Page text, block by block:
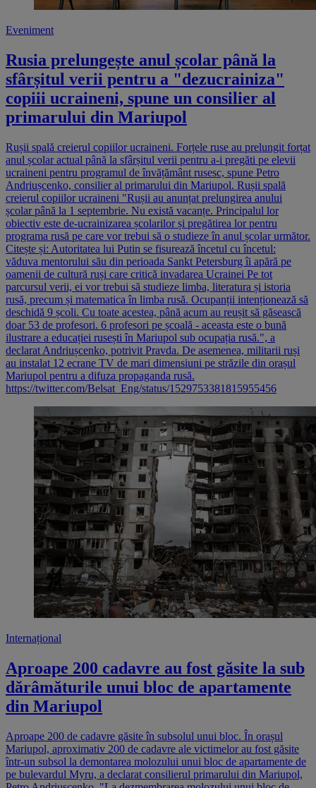
Eveniment
Rusia prelungește anul școlar până la
sfârșitul verii pentru a "dezucrainiza"
copiii ucraineni, spune un consilier al
primarului din Mariupol
Rușii spală creierul copiilor ucraineni. Forțele ruse au prelungit forțat
anul școlar actual până la sfârșitul verii pentru a-i pregăti pe elevii
ucraineni pentru programul de învățământ rusesc, spune Petro
Andriușcenko, consilier al primarului din Mariupol. Rușii spală
creierul copiilor ucraineni "Rușii au anunțat prelungirea anului
școlar până la 1 septembrie. Nu există vacanțe. Principalul lor
obiectiv este de-ucrainizarea școlarilor și pregătirea lor pentru
programa rusă pe care vor trebui să o studieze în anul școlar următor.
Citește și: Autoritatea lui Putin se fisurează încetul cu încetul:
văduva mentorului său din perioada Sankt Petersburg îi apără pe
oamenii de cultură ruși care critică invadarea Ucrainei Pe tot
parcursul verii, ei vor trebui să studieze limba, literatura și istoria
rusă, precum și matematica în limba rusă. Ocupanții intenționează să
deschidă 9 școli. Cu toate acestea, până acum au reușit să găsească
doar 53 de profesori. 6 profesori pe școală - aceasta este o bună
ilustrare a educației rusești în Mariupol sub ocupația rusă.", a
declarat Andriușcenko, potrivit Pravda. De asemenea, militarii ruși
au instalat 12 ecrane TV de mari dimensiuni pe străzile din orașul
Mariupol pentru a difuza propaganda rusă.
https://twitter.com/Belsat_Eng/status/1529753381815955456
Internațional
Aproape 200 cadavre au fost găsite la sub
dărâmăturile unui bloc de apartamente
din Mariupol
Aproape 200 de cadavre găsite în subsolul unui bloc. În orașul
Mariupol, aproximativ 200 de cadavre ale victimelor au fost găsite
într-un subsol la demontarea molozului unui bloc de apartamente de
pe bulevardul Myru, a declarat consilierul primarului din Mariupol,